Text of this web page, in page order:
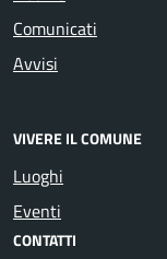
Comunicati
Avvisi
VIVERE IL COMUNE
Luoghi
Eventi
CONTATTI